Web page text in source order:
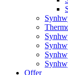
Offer